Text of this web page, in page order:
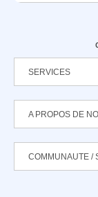
SERVICES
A PROPOS DE
COMMUNAUTE /